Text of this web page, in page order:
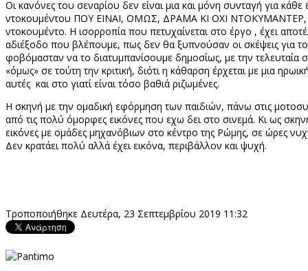
Οι κανόνες του σεναρίου δεν είναι μια και μόνη συνταγή για
ντοκουμέντου ΠΟΥ ΕΙΝΑΙ, ΟΜΩΣ, ΔΡΑΜΑ ΚΙ ΟΧΙ ΝΤΟΚΥΜΑΝΤΕΡ, ,
ντοκουμέντο. Η ισορροπία που πετυχαίνεται στο έργο , έχει
αδιέξοδο που βλέπουμε, πως δεν θα ξυπνούσαν οι σκέψεις για το
φοβόμασταν να το διατυμπανίσουμε δημοσίως, με την
«όμως» σε τούτη την κριτική, διότι η κάθαρση έρχεται με μια
αυτές και στο γιατί είναι τόσο βαθιά ριζωμένες.
Η σκηνή με την ομαδική εφόρμηση των παιδιών, πάνω στις
από τις πολύ όμορφες εικόνες που εχω δει στο σινεμά. Κι ως
εικόνες με ομάδες μηχανόβιων στο κέντρο της Ρώμης, σε ώρες
Δεν κρατάει πολύ αλλά έχει εικόνα, περιβάλλον και ψυχή.
Τροποποιήθηκε Δευτέρα, 23 Σεπτεμβρίου 2019 11:32